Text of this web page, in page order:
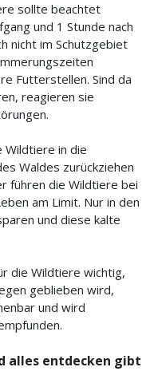
sollte beachtet
und 1 Stunde nach
nicht im Schutzgebiet
Futterstellen. Sind da
reagieren sie
Wildtiere in die
Waldes zurückziehen
führen die Wildtiere bei
am Limit. Nur in den
und diese kalte
die Wildtiere wichtig,
geblieben wird,
und wird
alles entdecken gibt